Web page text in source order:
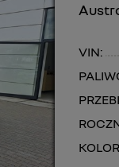
VIN: